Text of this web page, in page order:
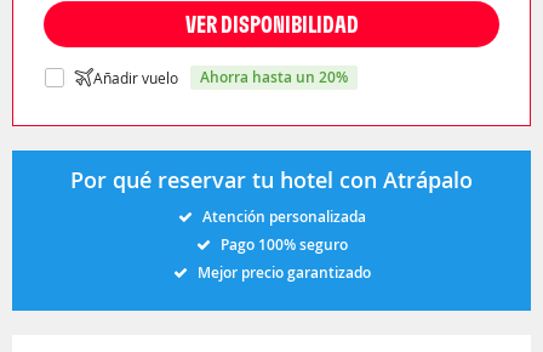
VER DISPONIBILIDAD
Añadir vuelo ahorra hasta un 20%
Por qué reservar tu hotel con Atrápalo
Atención personalizada
Pago 100% seguro
Mejor precio garantizado